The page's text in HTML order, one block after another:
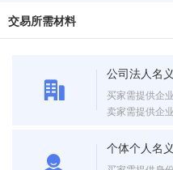
交易所需材料
公司法人名义
买家需提供企
卖家需提供企
个体个人名义